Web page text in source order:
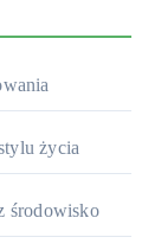
życia
środowisko